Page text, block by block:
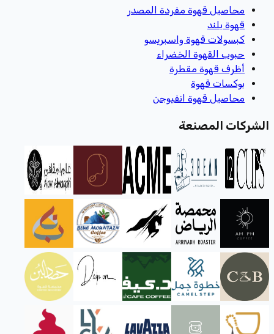
محاصيل قهوة مفردة المصدر
قهوة بلند
كبسولات قهوة واسبريسو
حبوب القهوة الخضراء
أظرف قهوة مقطرة
بوكسات قهوة
محاصيل قهوة انفيوجن
الشركات المصنعة